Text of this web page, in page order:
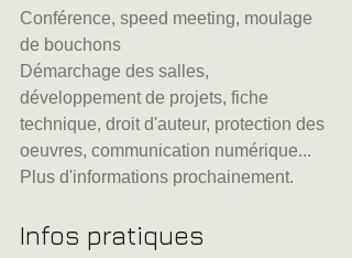
Conférence, speed meeting, moulage
de bouchons
Démarchage des salles,
développement de projets, fiche
technique, droit d'auteur, protection des
oeuvres, communication numérique...
Plus d'informations prochainement.
Infos pratiques